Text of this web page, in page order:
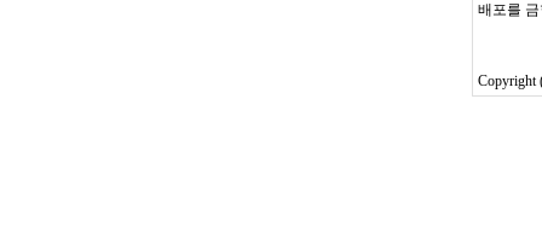
배포를
Copyright